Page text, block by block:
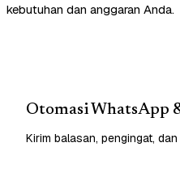
kebutuhan dan anggaran Anda.
Otomasi WhatsApp
Kirim balasan, pengingat,